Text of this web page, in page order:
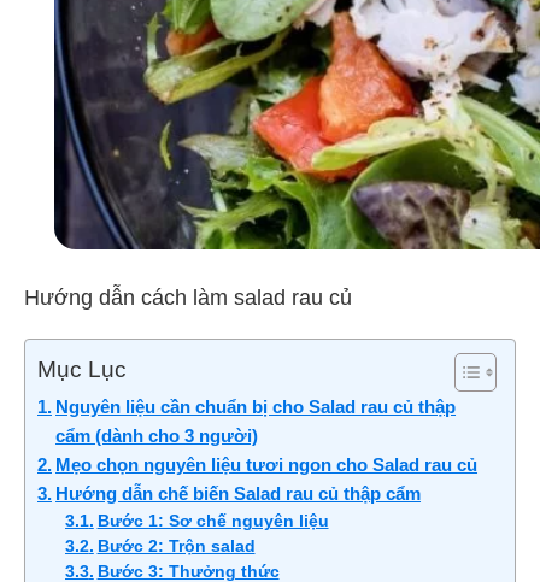
Hướng dẫn cách làm salad rau củ
Mục Lục
Nguyên liệu cần chuẩn bị cho Salad rau củ thập
cẩm (dành cho 3 người)
Mẹo chọn nguyên liệu tươi ngon cho Salad rau củ
Hướng dẫn chế biến Salad rau củ thập cẩm
Bước 1: Sơ chế nguyên liệu
Bước 2: Trộn salad
Bước 3: Thưởng thức